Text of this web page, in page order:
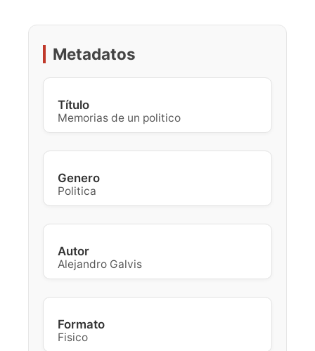
Metadatos
Título
Memorias de un politico
Genero
Politica
Autor
Alejandro Galvis
Formato
Fisico